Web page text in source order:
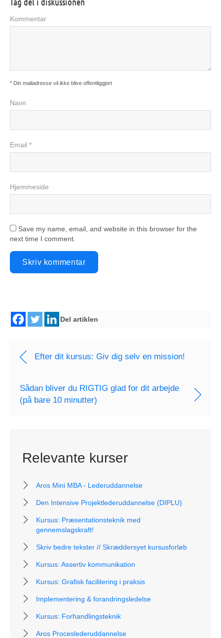
Kommentar
* Din mailadresse vil ikke blive offentliggjort
Navn
Email *
Hjemmeside
Save my name, email, and website in this browser for the
next time I comment.
Del artiklen
Efter dit kursus: Giv dig selv en mission!
Sådan bliver du RIGTIG glad for dit arbejde
(på bare 10 minutter)
Relevante kurser
Aros Mini MBA - Lederuddannelse
Den Intensive Projektlederuddannelse (DIPLU)
Kursus: Præsentationsteknik med
gennemslagskraft!
Skriv bedre tekster // Skræddersyet kursusforløb
Kursus: Assertiv kommunikation
Kursus: Grafisk facilitering i praksis
Implementering & forandringsledelse
Kursus: Forhandlingsteknik
Aros Proceslederuddannelse